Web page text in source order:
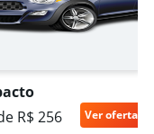
R$ 256
Ver oferta